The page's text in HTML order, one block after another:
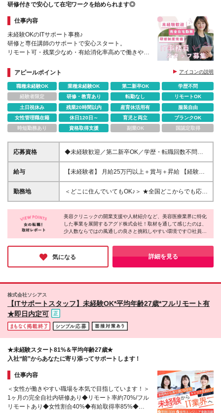
研修付きで安心して在宅ワークを始められます◎
仕事内容
未経験OKのITサポート事務♪
研修と専任講師のサポートで安心スタート。
リモート可・残業少なめ・有給消化率高めで働きやす
多彩な研修制度でスキルアップも可能です。
アピールポイント アイコンの説明
職種未経験OK 業種未経験OK 第二新卒OK
学歴不問
経験者限定
研修・教育あり 転勤なし
リモートOK
土日祝休み
残業20時間以内 産育休活用有
服装自由
女性管理職在籍
休日120日～ 育児と両立
ブランクOK
時短勤務あり
資格取得支援 副業OK 国認定取得
応募資格
◆未経験歓迎／第二新卒OK／学歴・転職回数不問
◆20〜30代活躍中／新卒（26卒・27卒）も歓迎 ＼こ
んな方にピッタリ／ ☆IT業界でスキルを身につけて成
たい ☆学んだ知識を活かしたい／ブランクから再ス
タートしたい ☆自分の強みを見つけて自信をつけた
で協力しながら働きたい ☆責任感を持って最後まで
やり遂げられる ☆人と関わる仕事が好き 業界・職種
問わずリーダー経験のある方も歓迎！ 「やってみた
給与
【未経験者】 月給25万円以上＋賞与＋昇給 【経験
者】 月給26万円以上＋賞与＋昇給 ※経験・スキルを
考慮して決定します ※試用期間中も条件変更なし ※試
があります。
勤務地
＜どこに住んでいてもOK♪＞ ★全国どこからでも応募
可能 ★フルリモート勤務で通勤ナシ ★ライフイベン
トがあっても続けやすい環境◎ 在宅でコツコツ働き
ながら、長く安定して続けられます♪ ■本社 東京都港
区新橋5-12-11 ※上記は当社所在地です（紹介先企業
の住所ではありません） ※勤務地はご紹介先企業に準
じます （変更の範囲）上記を除く当社関連勤務地
美容クリニックの開業支援や人材紹介など、美容医療業界に特化
した事業を展開するアグド株式会社！取材を通して感じたのは、
少人数ならではの風通しの良さと挑戦しやすい環境です◎社員一
人ひとりの意見を大切にする文化があり、主体的に業務へ取り組
める点も魅力！美容業界の知識やビジネススキルを実務を通して
身につけながら成長できる環境だと感じました♪
気になる 詳細を見る
株式会社ソシアス
【ITサポートスタッフ】未経験OK*平均年齢27歳*フルリモート有
★即日内定可
★未経験スタート81%＆平均年齢27歳★
入社“前”からあなたに寄り添ってサポートします！
仕事内容
＜女性が働きやすい職場を本気で目指しています！＞
1ヶ月の完全自社内研修あり◆リモート率約70%/フル
リモートあり◆女性割合40%◆有給取得率85%◆服